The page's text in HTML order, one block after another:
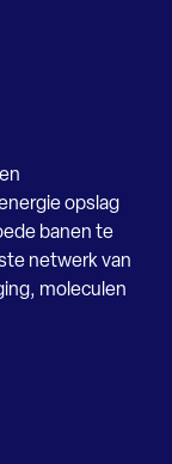
opslag
banen te
netwerk van
moleculen